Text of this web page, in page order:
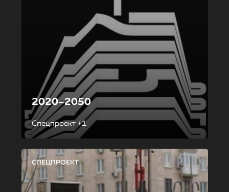
2020–2050
Спецпроект +1
СПЕЦПРОЕКТ